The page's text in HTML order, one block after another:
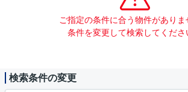
ご指定の条件に合う物件がありま
条件を変更して検索してくださ
検索条件の変更